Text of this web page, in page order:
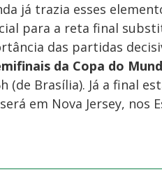
já trazia esses
para a reta final
das partidas
da Copa do
(de Brasília). Já a final
em Nova Jersey, nos